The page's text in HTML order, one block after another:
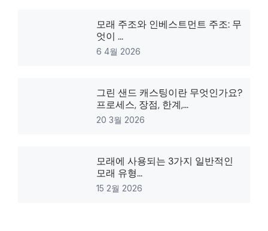
모래 주조와 인베스트먼트 주조: 무
엇이 ...
6 4월 2026
그린 샌드 캐스팅이란 무엇인가요?
프로세스, 장점, 한계,...
20 3월 2026
모래에 사용되는 3가지 일반적인
모래 유형...
15 2월 2026